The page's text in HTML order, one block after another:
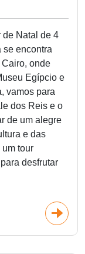
de Natal de 4
se encontra
onde
Egípcio e
vamos para
dos Reis e o
de um alegre
e das
tour
desfrutar